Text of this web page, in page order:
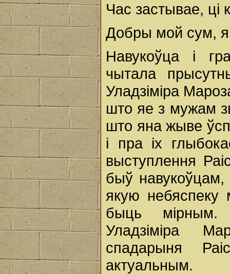
Час застывае,
Добры мой сум,
Навукоўца і
чытала
Уладзіміра
што яе з мужам
што яна жыве
і пра іх
выступлення
быў навукоўцам,
якую небяспеку
быць мірным.
Уладзіміра
спадарыня
актуальным.